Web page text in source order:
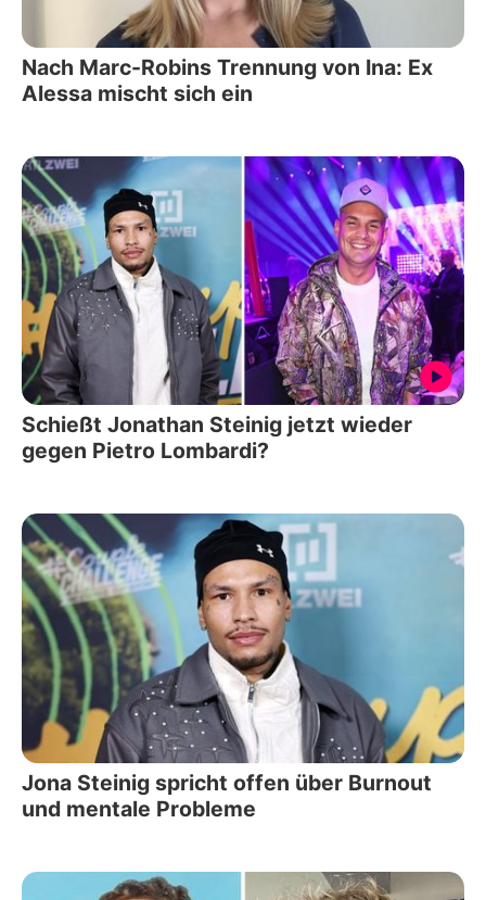
Nach Marc-Robins Trennung von Ina: Ex
Alessa mischt sich ein
Schießt Jonathan Steinig jetzt wieder
gegen Pietro Lombardi?
Jona Steinig spricht offen über Burnout
und mentale Probleme